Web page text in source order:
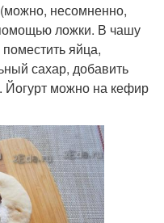
несомненно,
ложки. В чашу
яйца,
сахар, добавить
Йогурт можно на кефир